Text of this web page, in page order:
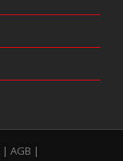
| AGB |